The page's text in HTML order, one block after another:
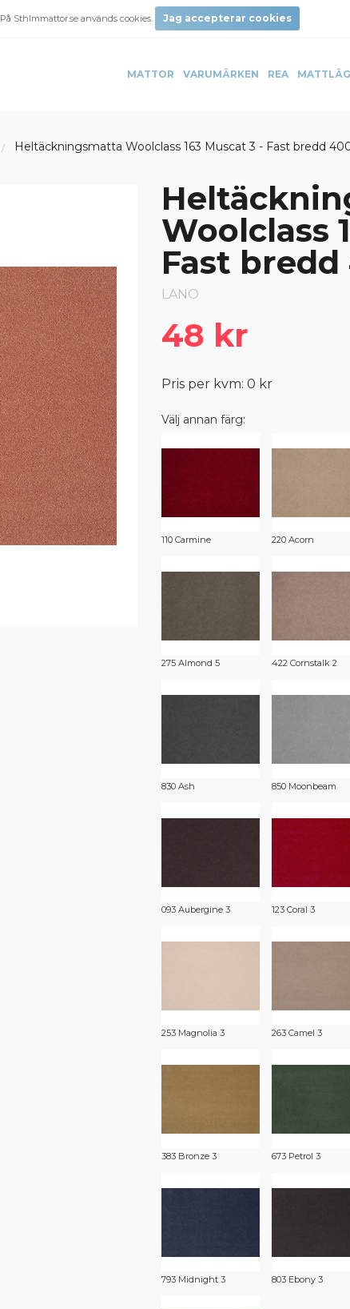
På Sthlmmattor.se används cookies. Jag accepterar cookies
MATTOR VARUMÄRKEN REA
Heltäckningsmatta Woolclass 163 Muscat 3 - Fast bredd
Woolclass
Fast
LANO
48 kr
Pris per kvm: 0 kr
Välj annan färg:
110 Carmine 220 Acorn
275 Almond 5 422 Cornstalk 2
830 Ash 850 Moonbeam
093 Aubergine 3 123 Coral 3
253 Magnolia 3 263 Camel 3
383 Bronze 3 673 Petrol 3
793 Midnight 3 803 Ebony 3